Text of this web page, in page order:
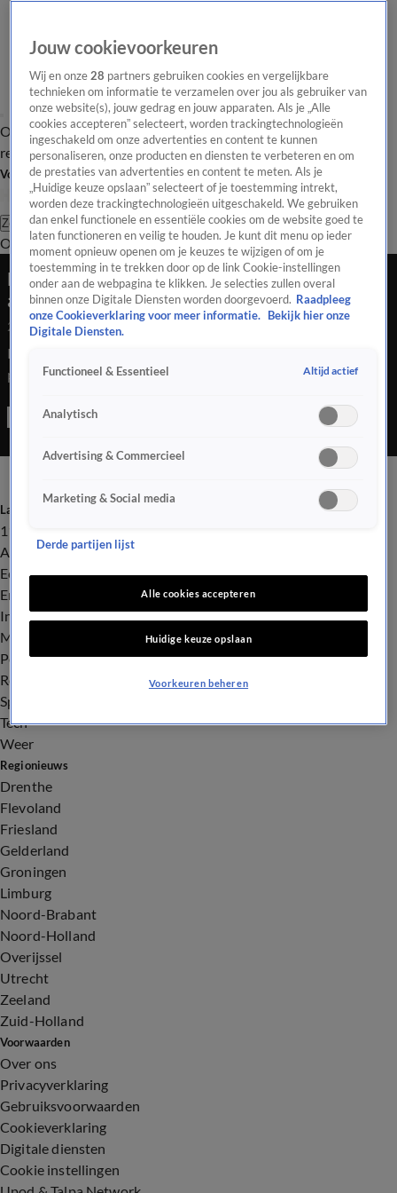
Overzicht Laatste nieuws Regionieuws Het beste van Hart
Tip de
redactie
Volg Hart van Nederland
Zoeken
OverzichtRegioUitzendingenWeerTip de redactiePanelVideo's
Kreeft knipt eigen ledemaat af om te ontkomen
aan kokende pan water
24 juli 2020, 15:21
Kreeft knipt eigen ledemaat af om te ontkomen aan kokende
pan water
Laatste nieuws
112
Advies & Tips
Economie
Entertainment
Infrastructuur
Milieu en Gezondheid
Politiek
Royalty
Sport
Tech
Weer
Regionieuws
Drenthe
Flevoland
Friesland
Gelderland
Groningen
Limburg
Noord-Brabant
Noord-Holland
Overijssel
Utrecht
Zeeland
Zuid-Holland
Voorwaarden
Over ons
Privacyverklaring
Gebruiksvoorwaarden
Cookieverklaring
Digitale diensten
Cookie instellingen
Jouw cookievoorkeuren
Wij en onze28 partners gebruiken cookies en vergelijkbare
technieken om informatie te verzamelen over jou als gebruiker van
onze website(s), jouw gedrag en jouw apparaten. Als je „Alle
cookies accepteren” selecteert, worden trackingtechnologieën
ingeschakeld om onze advertenties en content te kunnen
personaliseren, onze producten en diensten te verbeteren en om
de prestaties van advertenties en content te meten. Als je
„Huidige keuze opslaan” selecteert of je toestemming intrekt,
worden deze trackingtechnologieën uitgeschakeld. We gebruiken
dan enkel functionele en essentiële cookies om de website goed te
laten functioneren en veilig te houden. Je kunt dit menu op ieder
moment opnieuw openen om je keuzes te wijzigen of om je
toestemming in te trekken door op de link Cookie-instellingen
onder aan de webpagina te klikken. Je selecties zullen overal
binnen onze Digitale Diensten worden doorgevoerd. Raadpleeg
onze Cookieverklaring voor meer informatie.
Bekijk hier onze
Digitale Diensten.
Functioneel & Essentieel Altijd actief
Analytisch
Advertising & Commercieel
Marketing & Social media
Derde partijen lijst
Alle cookies accepteren
Huidige keuze opslaan
Voorkeuren beheren